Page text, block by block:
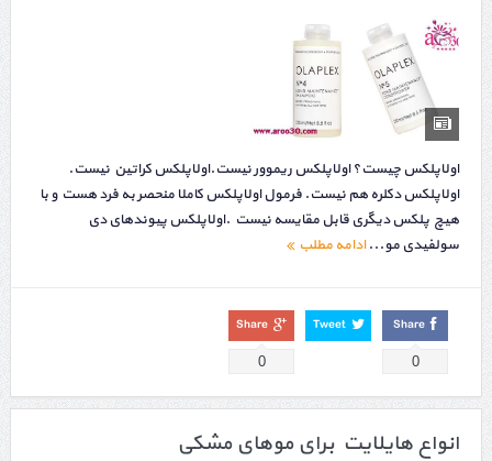
اولاپلکس چیست؟ اولاپلکس ریموور نیست.اولاپلکس کراتین نیست.
اولاپلکس دکلره هم نیست. فرمول اولاپلکس کاملا منحصر به فرد هست و با
هیچ پلکس دیگری قابل مقایسه نیست .اولاپلکس پیوندهای دی
سولفیدی مو...ادامه مطلب
Share
0
Tweet
Share
0
انواع هایلایت برای موهای مشکی